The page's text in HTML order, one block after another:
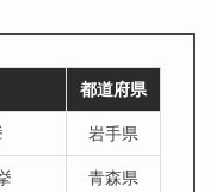
都道府県
岩手県
青森県